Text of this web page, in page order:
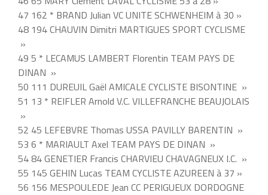
47 162 * BRAND Julian VC UNITE SCHWENHEIM à 30 »
48 194 CHAUVIN Dimitri MARTIGUES SPORT CYCLISME
»
49 5 * LECAMUS LAMBERT Florentin TEAM PAYS DE
DINAN »
50 111 DUREUIL Gaël AMICALE CYCLISTE BISONTINE »
51 13 * REIFLER Arnold V.C. VILLEFRANCHE BEAUJOLAIS
»
52 45 LEFEBVRE Thomas USSA PAVILLY BARENTIN »
53 6 * MARIAULT Axel TEAM PAYS DE DINAN »
54 84 GENETIER Francis CHARVIEU CHAVAGNEUX I.C. »
55 145 GEHIN Lucas TEAM CYCLISTE AZUREEN à 37 »
56 156 MESPOULEDE Jean CC PERIGUEUX DORDOGNE